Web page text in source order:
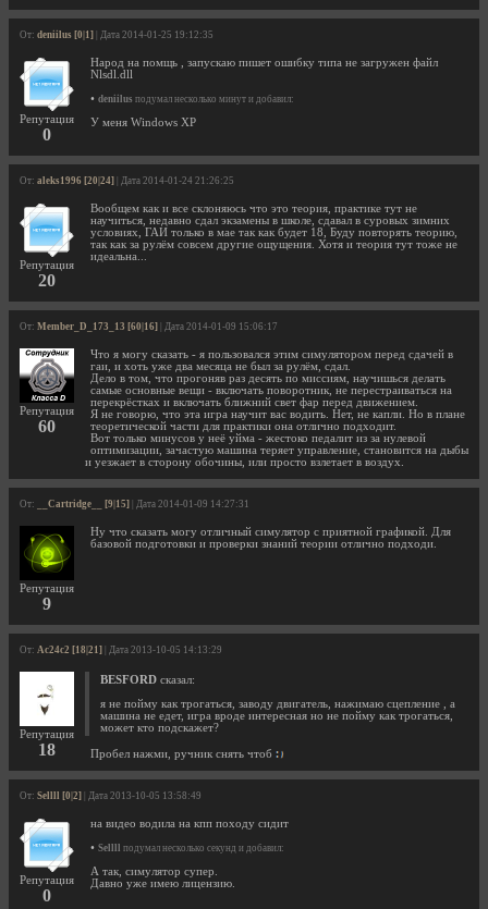
От: deniilus [0|1] | Дата 2014-01-25 19:12:35
Репутация
0
Народ на помщь , запускаю пишет ошибку типа не загружен файл
Nlsdl.dll
• deniilus подумал несколько минут и добавил:
У меня Windows XP
От: aleks1996 [20|24] | Дата 2014-01-24 21:26:25
Репутация
20
Вообщем как и все склоняюсь что это теория, практике тут не
научиться, недавно сдал экзамены в школе, сдавал в суровых зимних
условиях, ГАИ только в мае так как будет 18, Буду повторять теорию,
так как за рулём совсем другие ощущения. Хотя и теория тут тоже не
идеальна...
От: Member_D_173_13 [60|16] | Дата 2014-01-09 15:06:17
Репутация
60
Что я могу сказать - я пользовался этим симулятором перед сдачей в
гаи, и хоть уже два месяца не был за рулём, сдал.
Дело в том, что прогоняв раз десять по миссиям, научишься делать
самые основные вещи - включать поворотник, не перестраиваться на
перекрёстках и включать ближний свет фар перед движением.
Я не говорю, что эта игра научит вас водить. Нет, не капли. Но в плане
теоретической части для практики она отлично подходит.
Вот только минусов у неё уйма - жестоко педалит из за нулевой
оптимизации, зачастую машина теряет управление, становится на дыбы
и уезжает в сторону обочины, или просто взлетает в воздух.
От: __Cartridge__ [9|15] | Дата 2014-01-09 14:27:31
Репутация
9
Ну что сказать могу отличный симулятор с приятной графикой. Для
базовой подготовки и проверки знаний теории отлично подходи.
От: Ac24c2 [18|21] | Дата 2013-10-05 14:13:29
Репутация
18
BESFORD сказал:
я не пойму как трогаться, заводу двигатель, нажимаю сцепление , а
машина не едет, игра вроде интересная но не пойму как трогаться,
может кто подскажет?
Пробел нажми, ручник снять чтоб
От: Sellll [0|2] | Дата 2013-10-05 13:58:49
Репутация
0
на видео водила на кпп походу сидит
• Sellll подумал несколько секунд и добавил:
А так, симулятор супер.
Давно уже имею лицензию.